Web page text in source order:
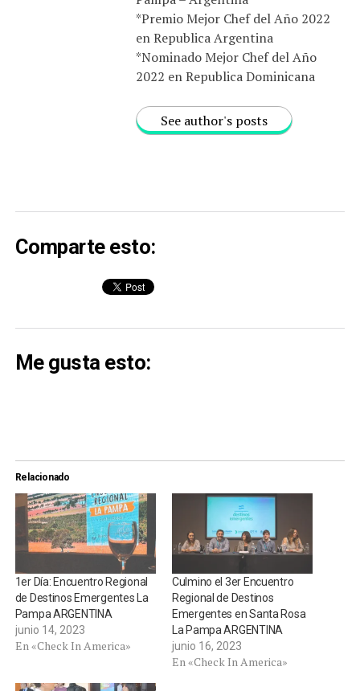
*Premio Mejor Chef del Año 2022
en Republica Argentina
*Nominado Mejor Chef del Año
2022 en Republica Dominicana
See author's posts
Comparte esto:
Me gusta esto:
Relacionado
1er Día: Encuentro Regional
de Destinos Emergentes La
Pampa ARGENTINA
junio 14, 2023
En «Check In America»
Culmino el 3er Encuentro
Regional de Destinos
Emergentes en Santa Rosa
La Pampa ARGENTINA
junio 16, 2023
En «Check In America»